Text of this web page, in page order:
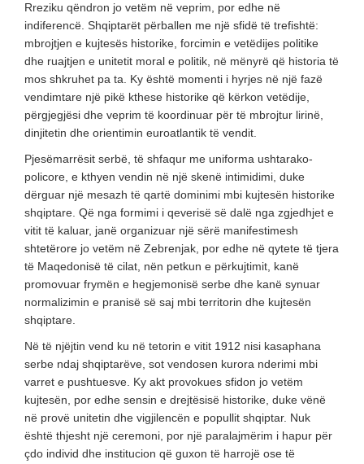
Rreziku qëndron jo vetëm në veprim, por edhe në
indiferencë. Shqiptarët përballen me një sfidë të trefishtë:
mbrojtjen e kujtesës historike, forcimin e vetëdijes politike
dhe ruajtjen e unitetit moral e politik, në mënyrë që historia të
mos shkruhet pa ta. Ky është momenti i hyrjes në një fazë
vendimtare një pikë kthese historike që kërkon vetëdije,
përgjegjësi dhe veprim të koordinuar për të mbrojtur lirinë,
dinjitetin dhe orientimin euroatlantik të vendit.
Pjesëmarrësit serbë, të shfaqur me uniforma ushtarako-
policore, e kthyen vendin në një skenë intimidimi, duke
dërguar një mesazh të qartë dominimi mbi kujtesën historike
shqiptare. Që nga formimi i qeverisë së dalë nga zgjedhjet e
vitit të kaluar, janë organizuar një sërë manifestimesh
shtetërore jo vetëm në Zebrenjak, por edhe në qytete të tjera
të Maqedonisë të cilat, nën petkun e përkujtimit, kanë
promovuar frymën e hegjemonisë serbe dhe kanë synuar
normalizimin e pranisë së saj mbi territorin dhe kujtesën
shqiptare.
Në të njëjtin vend ku në tetorin e vitit 1912 nisi kasaphana
serbe ndaj shqiptarëve, sot vendosen kurora nderimi mbi
varret e pushtuesve. Ky akt provokues sfidon jo vetëm
kujtesën, por edhe sensin e drejtësisë historike, duke vënë
në provë unitetin dhe vigjilencën e popullit shqiptar. Nuk
është thjesht një ceremoni, por një paralajmërim i hapur për
çdo individ dhe institucion që guxon të harrojë ose të